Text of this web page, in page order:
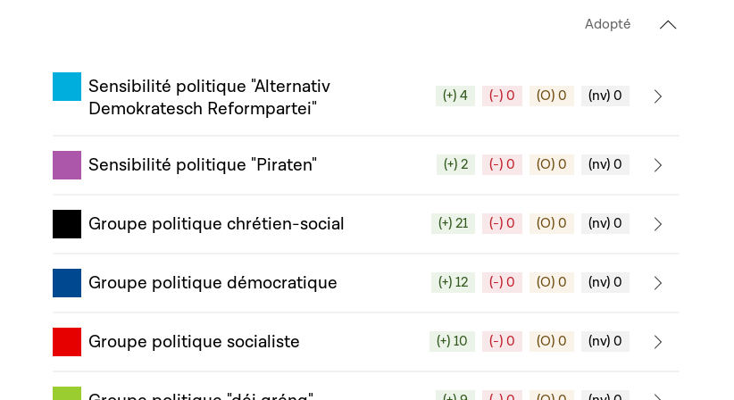
Adopté
Sensibilité politique "Alternativ
Demokratesch Reformpartei"
(+) 4 (-) 0 (O) 0 (nv) 0
Sensibilité politique "Piraten" (+) 2 (-) 0 (O) 0 (nv) 0
Groupe politique chrétien-social (+) 21 (-) 0 (O) 0 (nv) 0
Groupe politique démocratique (+) 12 (-) 0 (O) 0 (nv) 0
Groupe politique socialiste (+) 10 (-) 0 (O) 0 (nv) 0